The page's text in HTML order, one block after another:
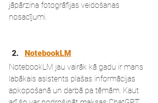
jāpārzina fotogrāfijas veidošanas
nosacījumi.
NotebookLM
NotebookLM jau vairāk kā gadu ir mans
labākais asistents plašas informācijas
apkopošanā un darbā pa tēmām. Kaut